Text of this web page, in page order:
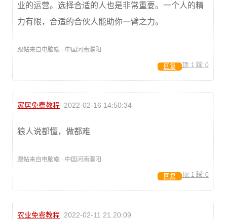
业的运营。选择合适的人也是非常重要。一个人的精
力有限，合适的合伙人能助你一臂之力。
跟帖来自电脑端 · 中国河南濮阳
顶: 1 踩: 0
回复
家居免费教程 2022-02-16 14:50:34
狼人说都懂，做都难
跟帖来自电脑端 · 中国河南濮阳
顶: 1 踩: 0
回复
农业免费教程 2022-02-11 21:20:09